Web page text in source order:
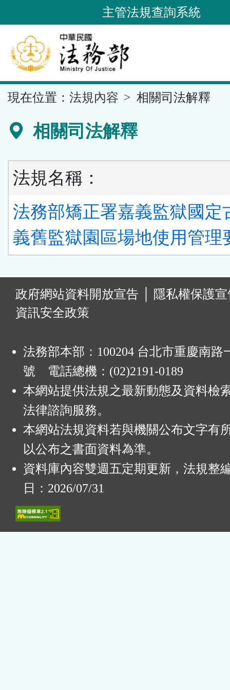
到
要
內
容
區
主管法規查詢系統
現在位置： 法規內容 相關司法解釋
相關司法解釋
法規名稱：
法務部矯正署嘉義監獄國定
義舊監獄園區場地使用管理
政府網站資料開放宣告
隱私權保護
資訊安全政策
法務部本部：100204 台北市重慶南路
號 電話總機：(02)2191-0189
本網站提供法規之最新動態及資料檢
法律諮詢服務。
本網站法規資料若與機關公布文字有
以公布之書面資料為準。
資料庫內容雙週五定期更新，法規整
日：2026/07/31